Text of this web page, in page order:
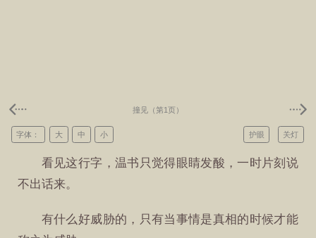
撞见（第1页）
关灯
护眼
字体： 大 中 小
看见这行字，温书只觉得眼睛发酸，一时片刻说
不出话来。
有什么好威胁的，只有当事情是真相的时候才能